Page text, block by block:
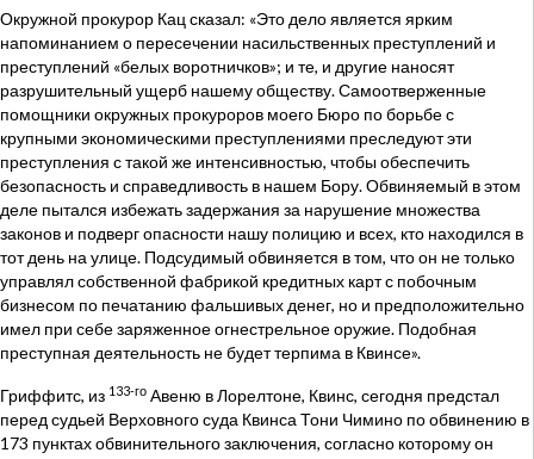
Окружной прокурор Кац сказал: «Это дело является ярким
напоминанием о пересечении насильственных преступлений и
преступлений «белых воротничков»; и те, и другие наносят
разрушительный ущерб нашему обществу. Самоотверженные
помощники окружных прокуроров моего Бюро по борьбе с
крупными экономическими преступлениями преследуют эти
преступления с такой же интенсивностью, чтобы обеспечить
безопасность и справедливость в нашем Бору. Обвиняемый в этом
деле пытался избежать задержания за нарушение множества
законов и подверг опасности нашу полицию и всех, кто находился в
тот день на улице. Подсудимый обвиняется в том, что он не только
управлял собственной фабрикой кредитных карт с побочным
бизнесом по печатанию фальшивых денег, но и предположительно
имел при себе заряженное огнестрельное оружие. Подобная
преступная деятельность не будет терпима в Квинсе».
Гриффитс, из 133-го Авеню в Лорелтоне, Квинс, сегодня предстал
перед судьей Верховного суда Квинса Тони Чимино по обвинению в
173 пунктах обвинительного заключения, согласно которому он